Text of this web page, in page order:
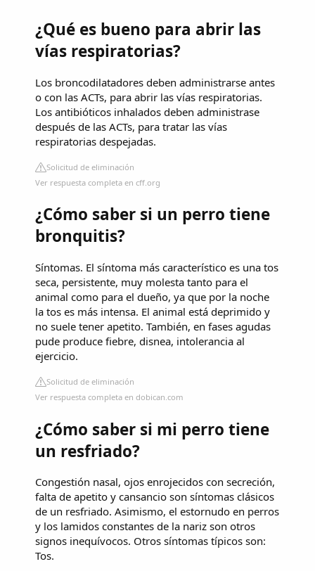
¿Qué es bueno para abrir las
vías respiratorias?
Los broncodilatadores deben administrarse antes
o con las ACTs, para abrir las vías respiratorias.
Los antibióticos inhalados deben administrase
después de las ACTs, para tratar las vías
respiratorias despejadas.
Solicitud de eliminación
Ver respuesta completa en cff.org
¿Cómo saber si un perro tiene
bronquitis?
Síntomas. El síntoma más característico es una tos
seca, persistente, muy molesta tanto para el
animal como para el dueño, ya que por la noche
la tos es más intensa. El animal está deprimido y
no suele tener apetito. También, en fases agudas
pude produce fiebre, disnea, intolerancia al
ejercicio.
Solicitud de eliminación
Ver respuesta completa en dobican.com
¿Cómo saber si mi perro tiene
un resfriado?
Congestión nasal, ojos enrojecidos con secreción,
falta de apetito y cansancio son síntomas clásicos
de un resfriado. Asimismo, el estornudo en perros
y los lamidos constantes de la nariz son otros
signos inequívocos. Otros síntomas típicos son:
Tos.